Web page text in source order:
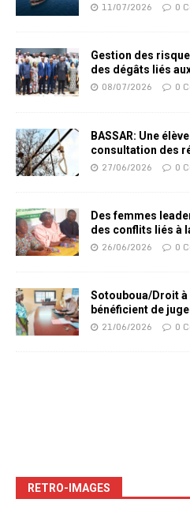
11/07/2026 0
Gestion des
des dégâts liés
08/07/2026 0
BASSAR: Une
consultation des
27/06/2026 0
Des femmes
des conflits liés à
26/06/2026 0
Sotouboua/Droit à
bénéficient de
21/06/2026 0
RETRO-IMAGES